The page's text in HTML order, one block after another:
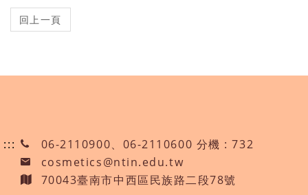
:::
06-2110900、06-2110600 分機 : 732
cosmetics@ntin.edu.tw
70043臺南市中西區民族路二段78號